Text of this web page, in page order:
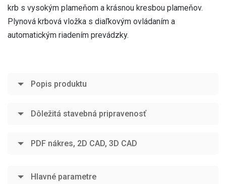
krb s vysokým plameňom a krásnou kresbou plameňov.
Plynová krbová vložka s diaľkovým ovládaním a
automatickým riadením prevádzky.
Popis produktu
Dôležitá stavebná pripravenosť
PDF nákres, 2D CAD, 3D CAD
Hlavné parametre